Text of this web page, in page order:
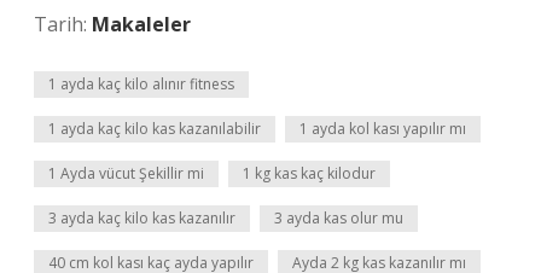
Tarih: Makaleler
1 ayda kaç kilo alınır fitness
1 ayda kaç kilo kas kazanılabilir 1 ayda kol kası yapılır mı
1 Ayda vücut Şekillir mi 1 kg kas kaç kilodur
3 ayda kaç kilo kas kazanılır 3 ayda kas olur mu
40 cm kol kası kaç ayda yapılır Ayda 2 kg kas kazanılır mı